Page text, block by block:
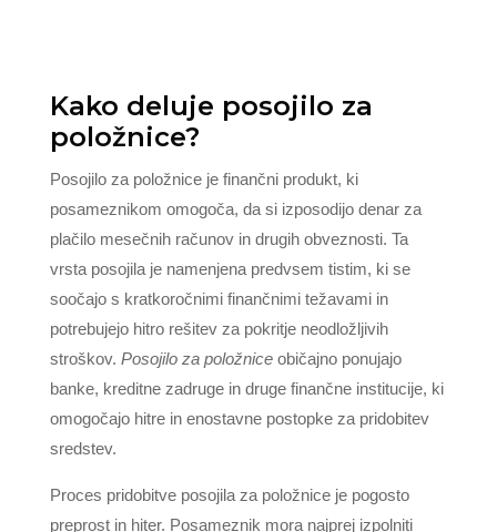
Kako deluje posojilo za
položnice?
Posojilo za položnice je finančni produkt, ki
posameznikom omogoča, da si izposodijo denar za
plačilo mesečnih računov in drugih obveznosti. Ta
vrsta posojila je namenjena predvsem tistim, ki se
soočajo s kratkoročnimi finančnimi težavami in
potrebujejo hitro rešitev za pokritje neodložljivih
stroškov. Posojilo za položniceobičajno ponujajo
banke, kreditne zadruge in druge finančne institucije, ki
omogočajo hitre in enostavne postopke za pridobitev
sredstev.
Proces pridobitve posojila za položnice je pogosto
preprost in hiter. Posameznik mora najprej izpolniti